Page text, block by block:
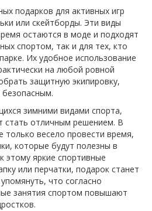
подарков для активных игр
или скейтборды. Эти виды
остаются в моде и подходят
спортом, так и для тех, кто
Их удобное использование
на любой ровной
защитную экипировку,
зимними видами спорта,
стать отличным решением. В
только весело провести время,
которые будут полезны в
этому яркие спортивные
или перчатки, подарок станет
что согласно
занятия спортом повышают